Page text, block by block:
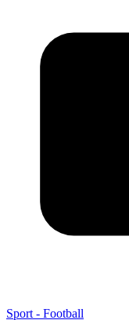
Sport - Football